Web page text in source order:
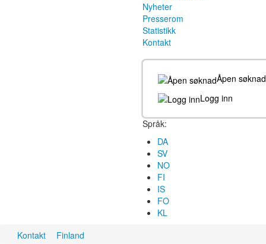
Nyheter
Presserom
Statistikk
Kontakt
Åpen søknad
Logg inn
Språk:
DA
SV
NO
FI
IS
FO
KL
Kontakt
Finland